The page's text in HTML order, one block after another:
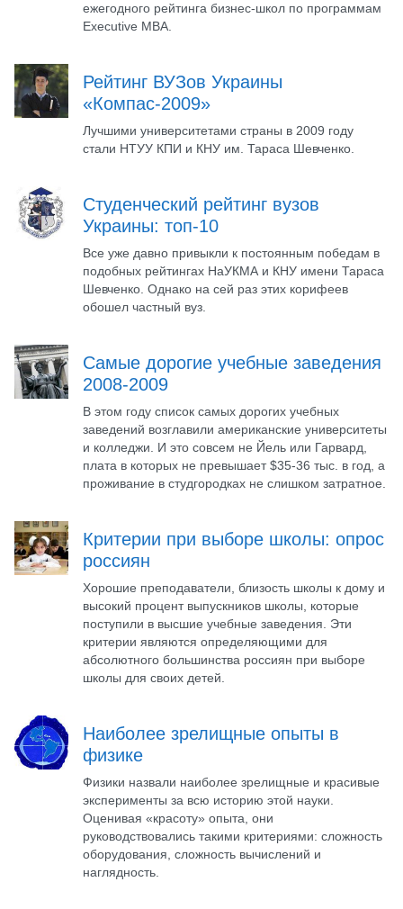
ежегодного рейтинга бизнес-школ по программам
Executive МВА.
Рейтинг ВУЗов Украины
«Компас-2009»
Лучшими университетами страны в 2009 году
стали НТУУ КПИ и КНУ им. Тараса Шевченко.
Студенческий рейтинг вузов
Украины: топ-10
Все уже давно привыкли к постоянным победам в
подобных рейтингах НаУКМА и КНУ имени Тараса
Шевченко. Однако на сей раз этих корифеев
обошел частный вуз.
Самые дорогие учебные заведения
2008-2009
В этом году список самых дорогих учебных
заведений возглавили американские университеты
и колледжи. И это совсем не Йель или Гарвард,
плата в которых не превышает $35-36 тыс. в год, а
проживание в студгородках не слишком затратное.
Критерии при выборе школы: опрос
россиян
Хорошие преподаватели, близость школы к дому и
высокий процент выпускников школы, которые
поступили в высшие учебные заведения. Эти
критерии являются определяющими для
абсолютного большинства россиян при выборе
школы для своих детей.
Наиболее зрелищные опыты в
физике
Физики назвали наиболее зрелищные и красивые
эксперименты за всю историю этой науки.
Оценивая «красоту» опыта, они
руководствовались такими критериями: сложность
оборудования, сложность вычислений и
наглядность.